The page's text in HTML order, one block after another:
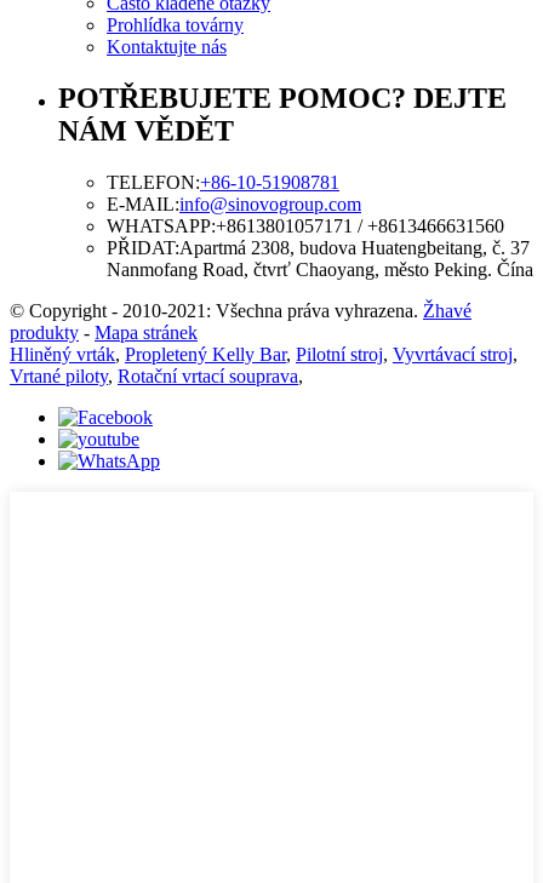
POTŘEBUJETE POMOC? DEJTE
TELEFON:+86-10-51908781
E-MAIL:info@sinovogroup.com
PŘIDAT:Apartmá 2308, budova Huatengbeitang, č. 37
Nanmofang Road, čtvrť Chaoyang, město Peking. Čína
© Copyright - 2010-2021: Všechna práva vyhrazena. Žhavé
Mapa stránek
Vyvrtávací stroj
Vrtané piloty, Rotační vrtací souprava,